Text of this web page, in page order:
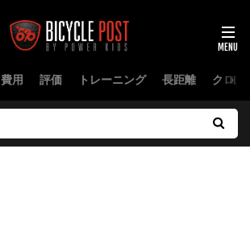
費用 評価 トレーニング 長距離 クロス